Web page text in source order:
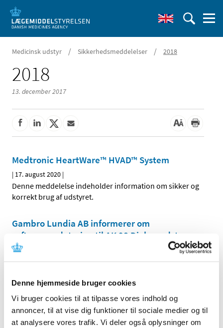
Denne hjemmeside bruger cookies
Vi bruger cookies til at tilpasse vores indhold og
annoncer, til at vise dig funktioner til sociale medier og til
at analysere vores trafik. Vi deler også oplysninger om
Medicinsk udstyr / Sikkerhedsmeddelelser / 2018
2018
13. december 2017
Medtronic HeartWare™ HVAD™ System
| 17. august 2020 |
Denne meddelelse indeholder information om sikker og
korrekt brug af udstyret.
Gambro Lundia AB informerer om
softwareopdatering til AK 98 Dialyseudstyr
|31. marts 2020
Denne meddelelse indeholder information om fejl ved
Emner
Medicinsk udstyr